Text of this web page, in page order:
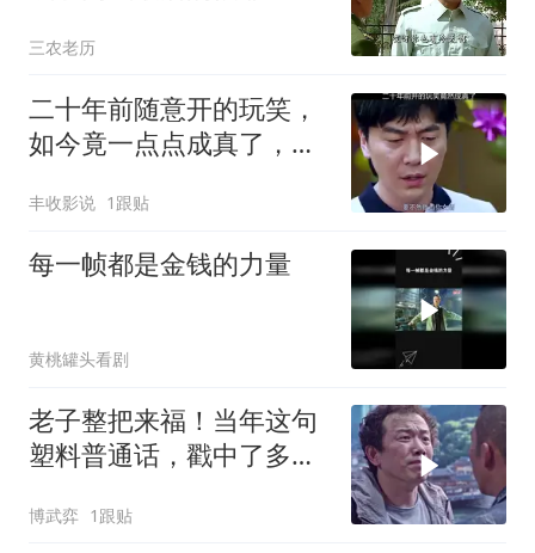
三农老历
二十年前随意开的玩笑，
如今竟一点点成真了，现
丰收影说 1跟贴
每一帧都是金钱的力量
黄桃罐头看剧
老子整把来福！当年这句
塑料普通话，戳中了多少
博武弈 1跟贴